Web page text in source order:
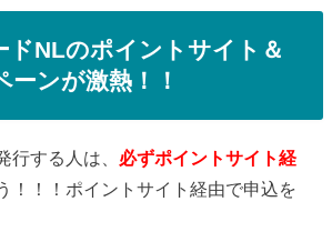
ドNLのポイントサイト＆
ーンが激熱！！
行する人は、 必ずポイントサイト経
！！！ポイントサイト経由で申込を